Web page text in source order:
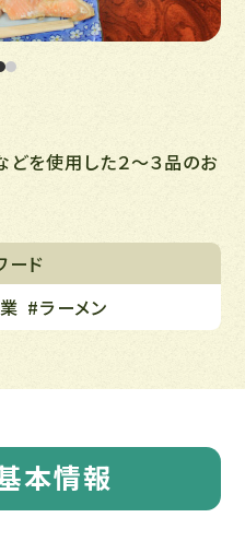
を使用した２～３品のお
ード
#ラーメン
本情報